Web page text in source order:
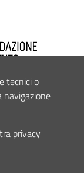
tecnici o
navigazione
privacy